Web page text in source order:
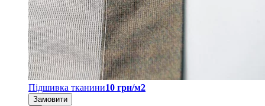
Підшивка тканини10 грн/м2
Замовити